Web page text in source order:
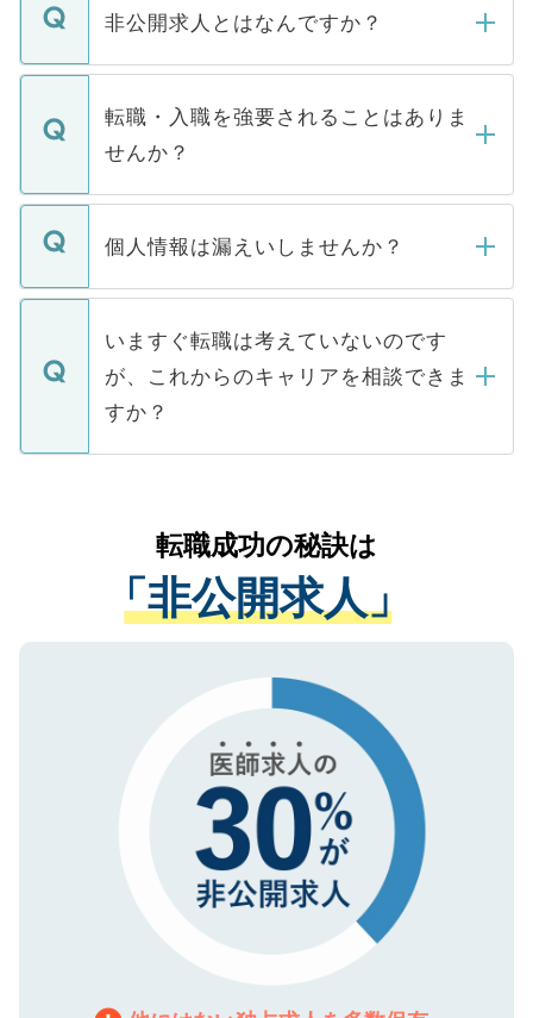
登録内容を確認し、その後メールもしくは
ます。通常、5営業日以内にはご連絡をせて
いただきますので、しばらくお待ちくださ
い。
非公開求人とはなんですか？
マイナビDOCTORで取り扱っている求人の
うち約3割は、Webサイトからご覧いただ
けない「非公開求人」です。非公開求人は
下記の理由によって、一般には公開してい
ません。
■応募殺到を避けるため 人気のある医療機
関を公にしてしまうと、応募が殺到する場
に、医療機関が求める条件に合った人材の
みを人材紹介会社に依頼するケースが増え
ています。
転職・入職を強要されることはありま
せんか？
転職・入職を強要することは一切ありませ
ん。また、仮に応募先から内定をいただい
定を承諾する必要はありません。内定先へ
の辞退の連絡はキャリアパートナーが行い
ますので、ご安心ください。
個人情報は漏えいしませんか？
個人情報が漏えいすることはありませんの
で、ご安心ください。当サイトからの登録
などで収集したご登録者様の個人情報は、
ご本人のキャリアアップおよび転職活動の
支援を目的に使用いたします。お預かりし
ているすべての個人データはご本人の許可
は、個人情報の取り扱いについての厳密な
管理基準を満たした事業者のみに付与され
る、プライバシーマークを取得済みです。
ご登録いただいた個人情報は、SSL（デー
で、機密保持に関してもご安心ください。
いますぐ転職は考えていないのです
が、これからのキャリアを相談できま
すか？
かがいして、現在の医療機関の状況や紹介
経験をまじえながら、適切なアドバイスを
させていただきます。すぐにご転職をされ
ない方には、長期的なサポートが可能です
ので、まずはご登録ください。
転職成功の秘訣は
「非公開求人」